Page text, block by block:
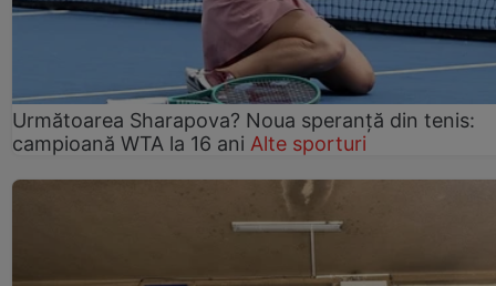
Următoarea Sharapova? Noua speranță din tenis:
campioană WTA la 16 ani Alte sporturi